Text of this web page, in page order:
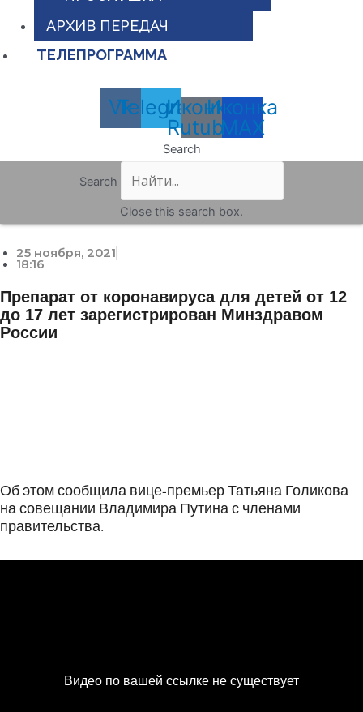
АРХИВ ПЕРЕДАЧ
ТЕЛЕПРОГРАММА
Vk
Telegram
Иконка
Rutube
Иконка
MAX
Search
Search
Close this search box.
25 ноября, 2021
18:16
Препарат от коронавируса для детей от 12
до 17 лет зарегистрирован Минздравом
России
Об этом сообщила вице-премьер Татьяна Голикова
на совещании Владимира Путина с членами
правительства.